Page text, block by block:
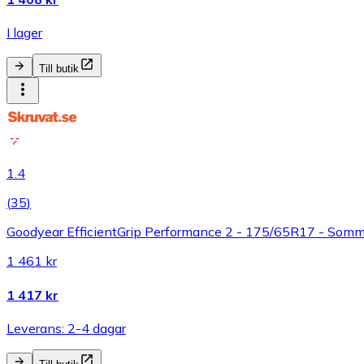
I lager
Till butik
1.4
(35)
Goodyear EfficientGrip Performance 2 - 175/65R17 -
1 461 kr
1 417 kr
Leverans: 2-4 dagar